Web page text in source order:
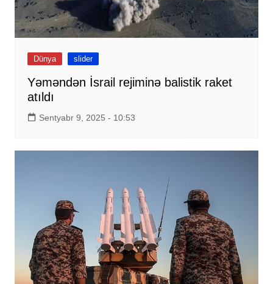
Dünya slider
Yəməndən İsrail rejiminə balistik raket
atıldı
Sentyabr 9, 2025 - 10:53